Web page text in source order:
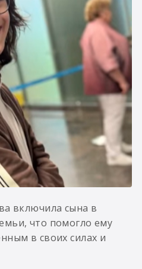
включила сына в
что помогло ему
в своих силах и